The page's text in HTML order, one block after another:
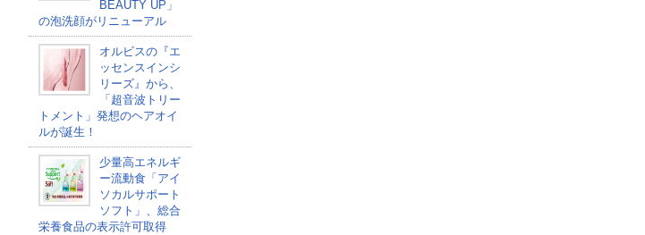
BEAUTY UP」
の泡洗顔がリニューアル
オルビスの『エ
ッセンスインシ
リーズ』から、
「超音波トリー
トメント」発想のヘアオイ
ルが誕生！
少量高エネルギ
ー流動食「アイ
ソカルサポート
ソフト」、総合
栄養食品の表示許可取得